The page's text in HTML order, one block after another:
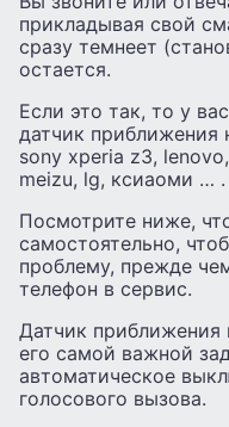
прикладывая свой
сразу темнеет
остается.
Если это так, то у
датчик приближения
sony xperia z3,
meizu, lg, ксиаоми … .
Посмотрите ниже,
самостоятельно,
проблему, прежде
телефон в сервис.
Датчик приближения
его самой важной
автоматическое
голосового вызова.